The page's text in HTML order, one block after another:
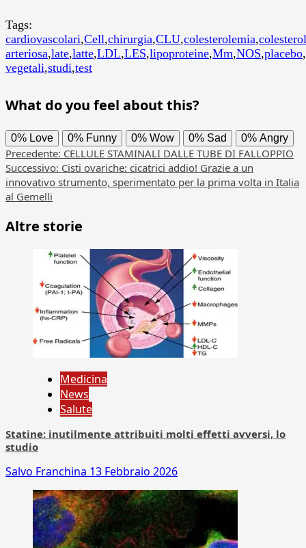
Tags:
cardiovascolari,Cell,chirurgia,CLU,colesterolemia,
arteriosa,late,latte,LDL,LES,lipoproteine,Mm,NOS,placebo,
vegetali,studi,test
What do you feel about this?
0% Love 0% Funny 0% Wow 0% Sad 0% Angry
Navigazione
articolo
Precedente: CELLULE STAMINALI DALLE TUBE DI FALLOPPIO
Successivo: Cisti ovariche: cicatrici addio! Grazie a un
innovativo strumento, sperimentato per la prima volta in Italia
al Gemelli
Altre storie
Medicina
News
Salute
Statine: inutilmente attribuiti molti effetti avversi, lo
studio
Salvo Franchina 13 Febbraio 2026